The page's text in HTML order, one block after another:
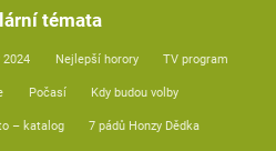
témata
Nejlepší horory TV program
Počasí Kdy budou volby
– katalog 7 pádů Honzy Dědka